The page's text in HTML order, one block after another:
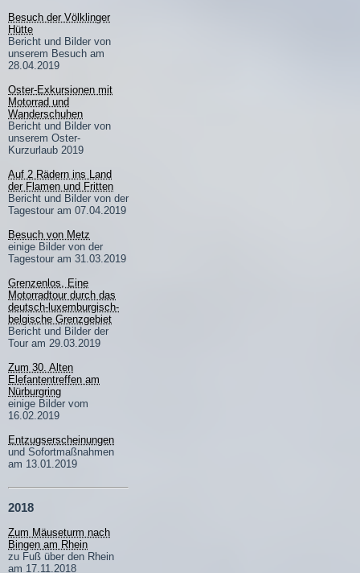
Besuch der Völklinger
Hütte
Bericht und Bilder von
unserem Besuch am
28.04.2019
Oster-Exkursionen mit
Motorrad und
Wanderschuhen
Bericht und Bilder von
unserem Oster-
Kurzurlaub 2019
Auf 2 Rädern ins Land
der Flamen und Fritten
Bericht und Bilder von der
Tagestour am 07.04.2019
Besuch von Metz
einige Bilder von der
Tagestour am 31.03.2019
Grenzenlos, Eine
Motorradtour durch das
deutsch-luxemburgisch-
belgische Grenzgebiet
Bericht und Bilder der
Tour am 29.03.2019
Zum 30. Alten
Elefantentreffen am
Nürburgring
einige Bilder vom
16.02.2019
Entzugserscheinungen
und Sofortmaßnahmen
am 13.01.2019
2018
Zum Mäuseturm nach
Bingen am Rhein
zu Fuß über den Rhein
am 17.11.2018